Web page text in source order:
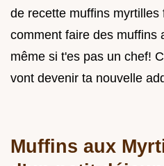
de recette muffins myrtilles
comment faire des muffins
même si t'es pas un chef!
vont devenir ta nouvelle
Muffins aux